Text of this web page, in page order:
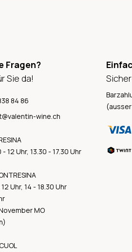
Fragen?
Sie da!
84 86
wine.ch
- 12 Uhr, 13.30 - 17.30 Uhr
Uhr, 14 - 18.30 Uhr
MO